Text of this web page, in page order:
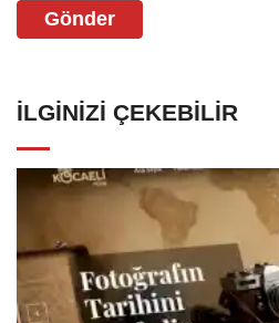
Gönder
İLGINIZI ÇEKEBILIR